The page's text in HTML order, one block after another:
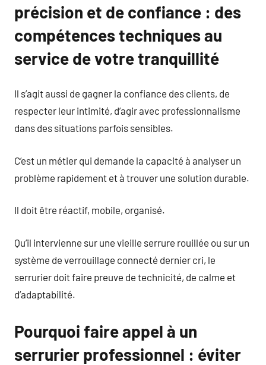
précision et de confiance : des
compétences techniques au
service de votre tranquillité
Il s’agit aussi de gagner la confiance des clients, de
respecter leur intimité, d’agir avec professionnalisme
dans des situations parfois sensibles.
C’est un métier qui demande la capacité à analyser un
problème rapidement et à trouver une solution durable.
Il doit être réactif, mobile, organisé.
Qu’il intervienne sur une vieille serrure rouillée ou sur un
système de verrouillage connecté dernier cri, le
serrurier doit faire preuve de technicité, de calme et
d’adaptabilité.
Pourquoi faire appel à un
serrurier professionnel : éviter